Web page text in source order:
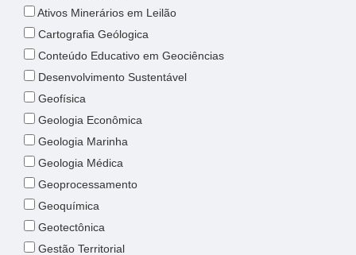
Ativos Minerários em Leilão
Cartografia Geólogica
Conteúdo Educativo em Geociências
Desenvolvimento Sustentável
Geofísica
Geologia Econômica
Geologia Marinha
Geologia Médica
Geoprocessamento
Geoquímica
Geotectônica
Gestão Territorial